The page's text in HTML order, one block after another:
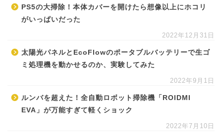
PS5の大掃除！本体カバーを開けたら想像以上にホコリ
がいっぱいだった
2022年12月31日
太陽光パネルとEcoFlowのポータブルバッテリーで生ゴ
ミ処理機を動かせるのか、実験してみた
2022年9月1日
ルンバを超えた！全自動ロボット掃除機「ROIDMI
EVA」が万能すぎて軽くショック
2022年7月10日